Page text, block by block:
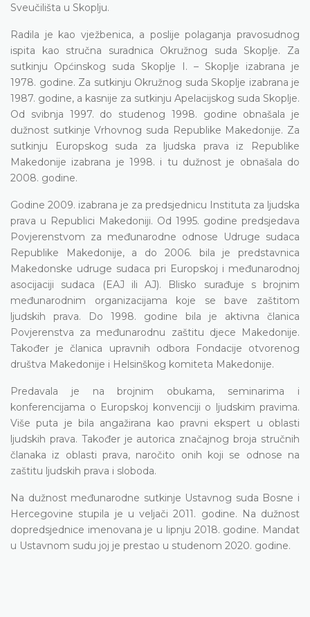
Sveučilišta u Skoplju.
Radila je kao vježbenica, a poslije polaganja pravosudnog
ispita kao stručna suradnica Okružnog suda Skoplje. Za
sutkinju Općinskog suda Skoplje I. – Skoplje izabrana je
1978. godine. Za sutkinju Okružnog suda Skoplje izabrana je
1987. godine, a kasnije za sutkinju Apelacijskog suda Skoplje.
Od svibnja 1997. do studenog 1998. godine obnašala je
dužnost sutkinje Vrhovnog suda Republike Makedonije. Za
sutkinju Europskog suda za ljudska prava iz Republike
Makedonije izabrana je 1998. i tu dužnost je obnašala do
2008. godine.
Godine 2009. izabrana je za predsjednicu Instituta za ljudska
prava u Republici Makedoniji. Od 1995. godine predsjedava
Povjerenstvom za međunarodne odnose Udruge sudaca
Republike Makedonije, a do 2006. bila je predstavnica
Makedonske udruge sudaca pri Europskoj i međunarodnoj
asocijaciji sudaca (EAJ ili AJ). Blisko surađuje s brojnim
međunarodnim organizacijama koje se bave zaštitom
ljudskih prava. Do 1998. godine bila je aktivna članica
Povjerenstva za međunarodnu zaštitu djece Makedonije.
Također je članica upravnih odbora Fondacije otvorenog
društva Makedonije i Helsinškog komiteta Makedonije.
Predavala je na brojnim obukama, seminarima i
konferencijama o Europskoj konvenciji o ljudskim pravima.
Više puta je bila angažirana kao pravni ekspert u oblasti
ljudskih prava. Također je autorica značajnog broja stručnih
članaka iz oblasti prava, naročito onih koji se odnose na
zaštitu ljudskih prava i sloboda.
Na dužnost međunarodne sutkinje Ustavnog suda Bosne i
Hercegovine stupila je u veljači 2011. godine. Na dužnost
dopredsjednice imenovana je u lipnju 2018. godine. Mandat
u Ustavnom sudu joj je prestao u studenom 2020. godine.